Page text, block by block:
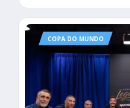
COPA DO MUNDO